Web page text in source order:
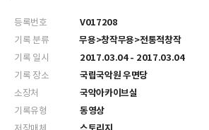
등록번호
V017208
기록 분류
무용>창작무용>전통적창작
기록 일시
2017.03.04 - 2017.03.04
기록 장소
국립국악원 우면당
소장처
국악아카이브실
기록유형
동영상